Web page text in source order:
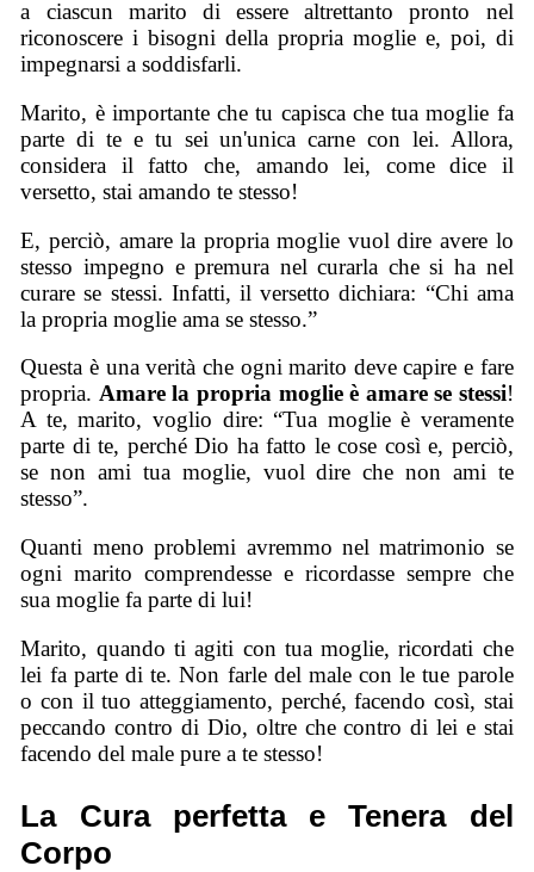
a ciascun marito di essere altrettanto pronto nel
riconoscere i bisogni della propria moglie e, poi, di
impegnarsi a soddisfarli.
Marito, è importante che tu capisca che tua moglie fa
parte di te e tu sei un'unica carne con lei. Allora,
considera il fatto che, amando lei, come dice il
versetto, stai amando te stesso!
E, perciò, amare la propria moglie vuol dire avere lo
stesso impegno e premura nel curarla che si ha nel
curare se stessi. Infatti, il versetto dichiara: “Chi ama
la propria moglie ama se stesso.”
Questa è una verità che ogni marito deve capire e fare
propria. Amare la propria moglie è amare se stessi!
A te, marito, voglio dire: “Tua moglie è veramente
parte di te, perché Dio ha fatto le cose così e, perciò,
se non ami tua moglie, vuol dire che non ami te
stesso”.
Quanti meno problemi avremmo nel matrimonio se
ogni marito comprendesse e ricordasse sempre che
sua moglie fa parte di lui!
Marito, quando ti agiti con tua moglie, ricordati che
lei fa parte di te. Non farle del male con le tue parole
o con il tuo atteggiamento, perché, facendo così, stai
peccando contro di Dio, oltre che contro di lei e stai
facendo del male pure a te stesso!
La Cura perfetta e Tenera del
Corpo